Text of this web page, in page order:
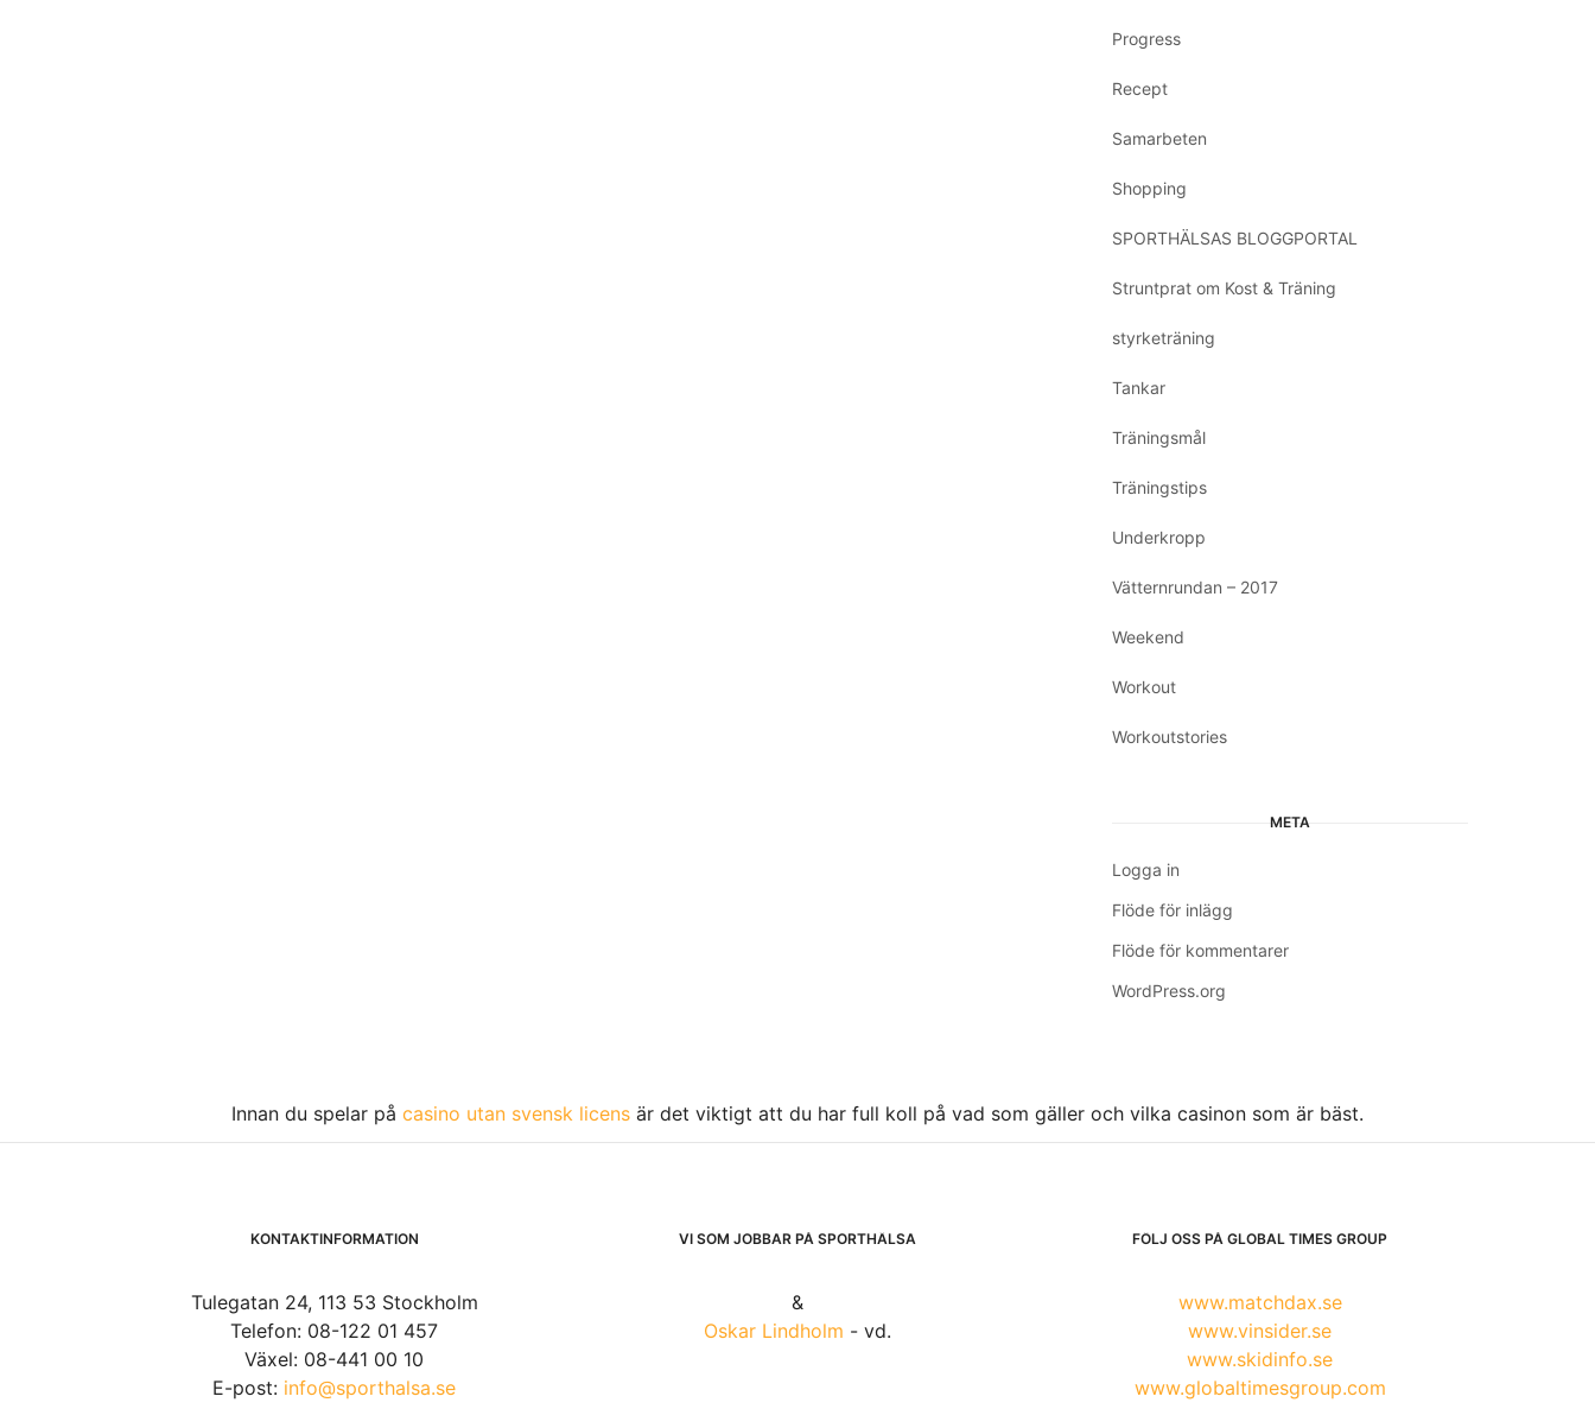
Progress
Recept
Samarbeten
Shopping
SPORTHÄLSAS BLOGGPORTAL
Struntprat om Kost & Träning
styrketräning
Tankar
Träningsmål
Träningstips
Underkropp
Vätternrundan – 2017
Weekend
Workout
Workoutstories
META
Logga in
Flöde för inlägg
Flöde för kommentarer
WordPress.org
Innan du spelar på casino utan svensk licens är det viktigt att du har full koll på vad som gäller och vilka casinon som är bäst.
KONTAKTINFORMATION
Tulegatan 24, 113 53 Stockholm
Telefon: 08-122 01 457
Växel: 08-441 00 10
E-post: info@sporthalsa.se
VI SOM JOBBAR PÅ SPORTHÄLSA
&
Oskar Lindholm - vd.
FÖLJ OSS PÅ GLOBAL TIMES GROUP
www.matchdax.se
www.vinsider.se
www.skidinfo.se
www.globaltimesgroup.com